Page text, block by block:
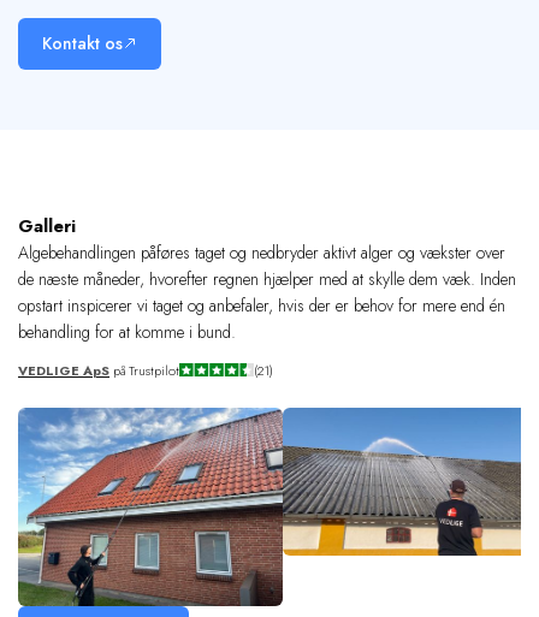
Kontakt os
Galleri
Algebehandlingen påføres taget og nedbryder aktivt alger og vækster over
de næste måneder, hvorefter regnen hjælper med at skylle dem væk. Inden
opstart inspicerer vi taget og anbefaler, hvis der er behov for mere end én
behandling for at komme i bund.
VEDLIGE ApS på Trustpilot (21)